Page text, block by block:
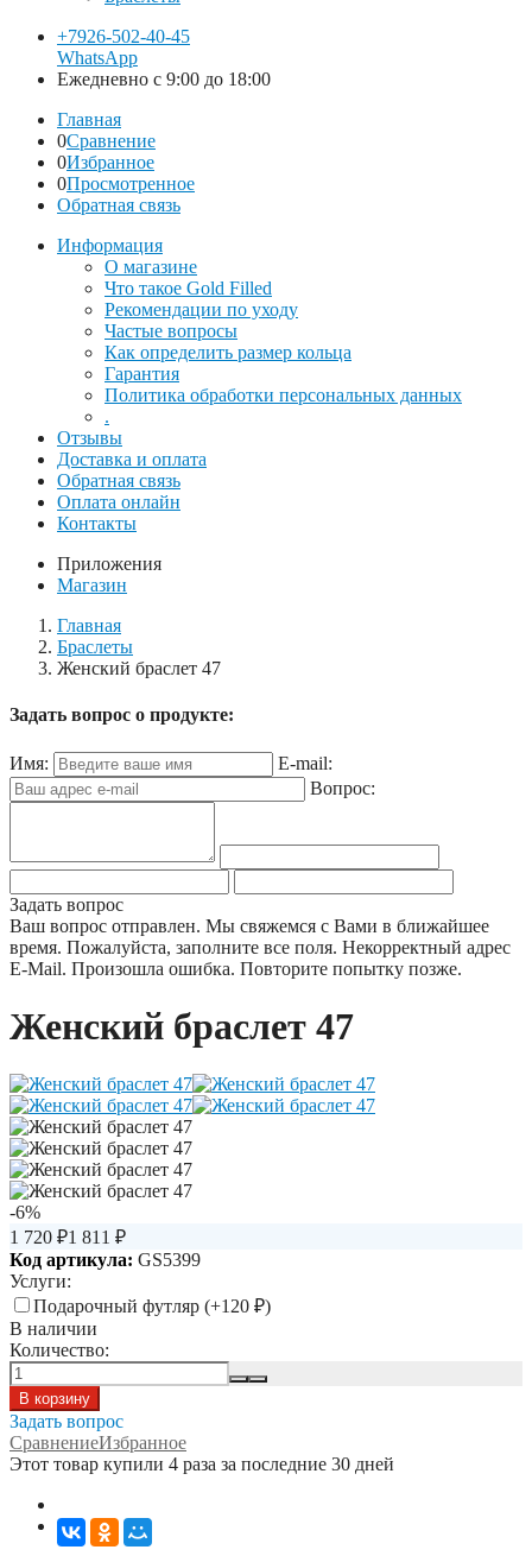
+7926-502-40-45
WhatsApp
Ежедневно с 9:00 до 18:00
Главная
0Сравнение
0Избранное
0Просмотренное
Обратная связь
Информация
О магазине
Что такое Gold Filled
Рекомендации по уходу
Частые вопросы
Как определить размер кольца
Гарантия
Политика обработки персональных данных
.
Отзывы
Доставка и оплата
Обратная связь
Оплата онлайн
Контакты
Приложения
Магазин
Главная
Браслеты
Женский браслет 47
Задать вопрос о продукте:
Имя:
E-mail:
Вопрос:
Задать вопрос
Ваш вопрос отправлен. Мы свяжемся с Вами в ближайшее
время. Пожалуйста, заполните все поля. Некорректный адрес
E-Mail. Произошла ошибка. Повторите попытку позже.
Женский браслет 47
-6%
1 720 ₽1 811 ₽
Код артикула: GS5399
Услуги:
Подарочный футляр (+120 ₽)
В наличии
Количество:
Задать вопрос
СравнениеИзбранное
Этот товар купили 4 раза за последние 30 дней